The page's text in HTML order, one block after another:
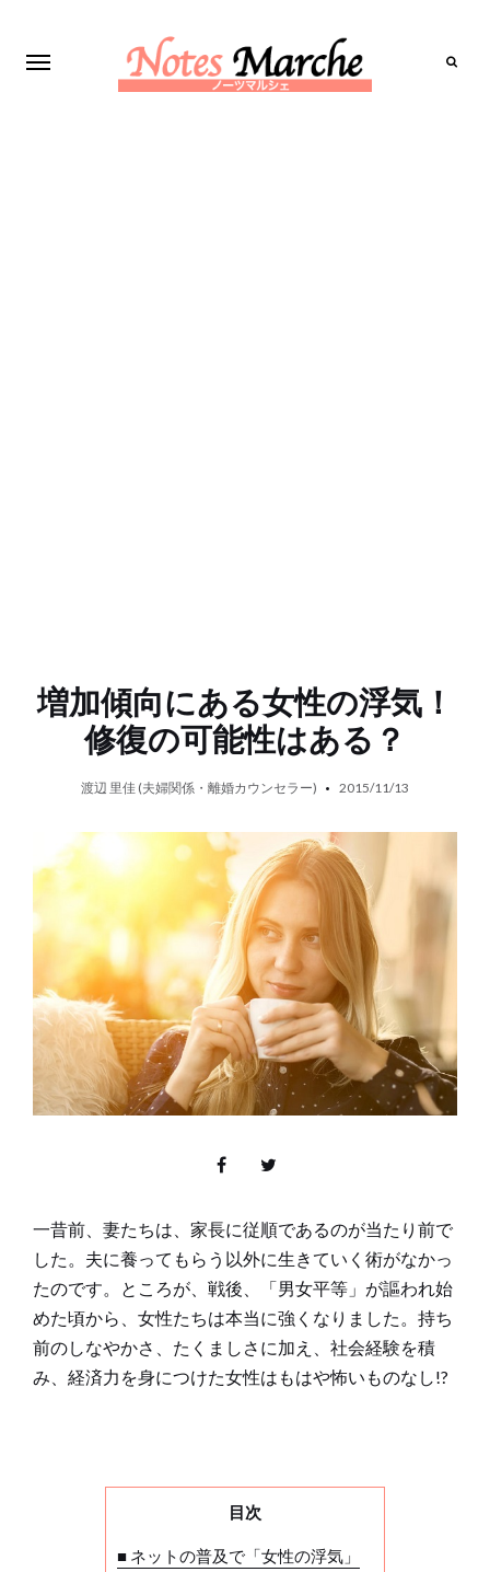
増加傾向にある女性の浮気！
修復の可能性はある？
渡辺 里佳 (夫婦関係・離婚カウンセラー) 2015/11/13
一昔前、妻たちは、家長に従順であるのが当たり前で
した。夫に養ってもらう以外に生きていく術がなかっ
たのです。ところが、戦後、「男女平等」が謳われ始
めた頃から、女性たちは本当に強くなりました。持ち
前のしなやかさ、たくましさに加え、社会経験を積
み、経済力を身につけた女性はもはや怖いものなし!?
目次
■ ネットの普及で「女性の浮気」